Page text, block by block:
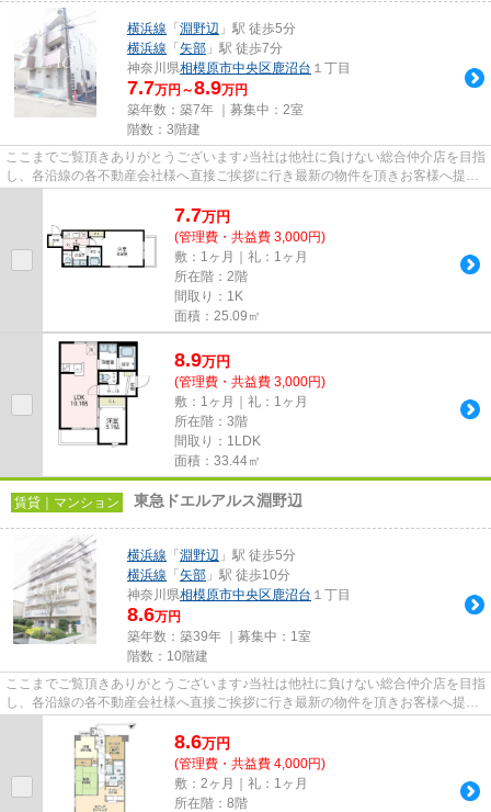
横浜線 「 淵野辺 」駅 徒歩5分
横浜線 「 矢部 」駅 徒歩7分
神奈川県相模原市中央区鹿沼台 １丁目
7.7万円～8.9万円
築年数：築7年 ｜募集中： 2室
階数：3階建
ここまでご覧頂きありがとうございます♪当社は他社に負けない総合仲介店を目指
し、各沿線の各不動産会社様へ直接ご挨拶に行き最新の物件を頂きお客様へ提供
7.7万円
(管理費・共益費 3,000円)
敷：1ヶ月｜礼：1ヶ月
所在階：2階
間取り：1K
面積：25.09㎡
8.9万円
(管理費・共益費 3,000円)
敷：1ヶ月｜礼：1ヶ月
所在階：3階
間取り：1LDK
面積：33.44㎡
賃貸｜マンション 東急ドエルアルス淵野辺
横浜線 「 淵野辺 」駅 徒歩5分
横浜線 「 矢部 」駅 徒歩10分
神奈川県相模原市中央区鹿沼台 １丁目
8.6万円
築年数：築39年 ｜募集中： 1室
階数：10階建
ここまでご覧頂きありがとうございます♪当社は他社に負けない総合仲介店を目指
し、各沿線の各不動産会社様へ直接ご挨拶に行き最新の物件を頂きお客様へ提供
しております！最新の情報は...
8.6万円
(管理費・共益費 4,000円)
敷：2ヶ月｜礼：1ヶ月
所在階：8階